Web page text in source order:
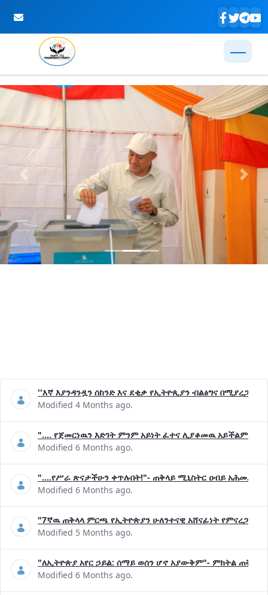
Skip to Main Content
Previous Next
''እኛ እያንዳንዷን ሰከንድ እና ደቂቃ የኢትዮጲያን ብልፅግና
Modified 4 Months ago.
".... የጀመርነዉን እድገት ምንም አይነት ፈተና ሊያቆመዉ አይችልም"-
Modified 6 Months ago.
"....የሥራ ጽናታችሁን ቀጥሉበት!"- ጠቅላይ ሚኒስትር ዐብይ አሕመድ (ዶ/
Modified 6 Months ago.
"7ኛዉ ጠቅላላ ምርጫ የኢትዮጵያን ሁለንተናዊ አሸናፊነት
Modified 5 Months ago.
"ለኢትዮጵያ አየር ኃይል: ሰማይ ወሰን ሆኖ አያውቅም"- ምክትል ጠቅላይ
Modified 6 Months ago.